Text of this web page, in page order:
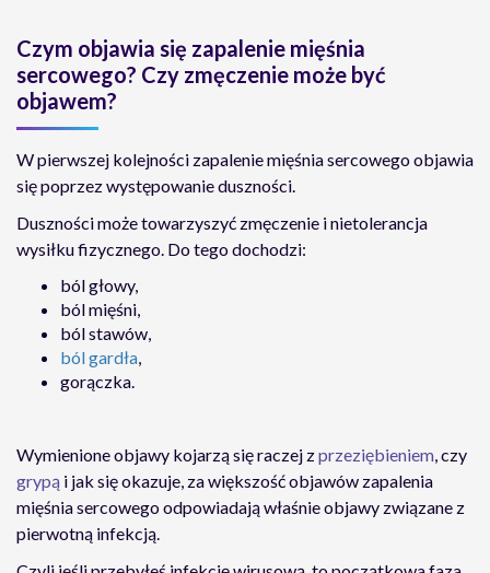
Czym objawia się zapalenie mięśnia
sercowego? Czy zmęczenie może być
objawem?
W pierwszej kolejności zapalenie mięśnia sercowego objawia
się poprzez występowanie duszności.
Duszności może towarzyszyć zmęczenie i nietolerancja
wysiłku fizycznego. Do tego dochodzi:
ból głowy,
ból mięśni,
ból stawów,
ból gardła,
gorączka.
Wymienione objawy kojarzą się raczej zprzeziębieniem, czy
grypą i jak się okazuje, za większość objawów zapalenia
mięśnia sercowego odpowiadają właśnie objawy związane z
pierwotną infekcją.